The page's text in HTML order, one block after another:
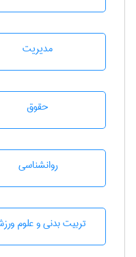
مديريت
حقوق
روانشناسی
تربيت بدنی و علوم